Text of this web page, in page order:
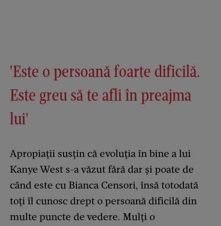
'Este o persoană foarte dificilă.
Este greu să te afli în preajma
lui'
Apropiații susțin că evoluția în bine a lui
Kanye West s-a văzut fără dar și poate de
când este cu Bianca Censori, însă totodată
toți îl cunosc drept o persoană dificilă din
multe puncte de vedere. Mulți o